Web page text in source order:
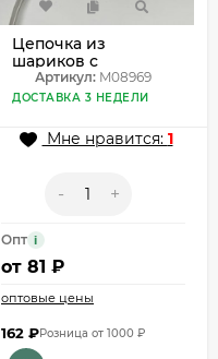
Цепочка из
шариков с
овальной
фактурной
Артикул: M08969
ДОСТАВКА 3 НЕДЕЛИ
Мне нравится: 1
- +
Опт i
от 81 ₽
оптовые цены
162 ₽Розница от 1000 ₽